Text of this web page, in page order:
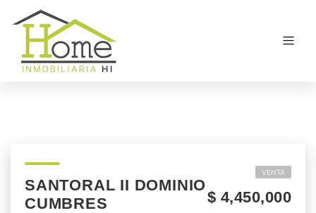
SANTORAL II DOMINIO
CUMBRES
VENTA
$ 4,450,000